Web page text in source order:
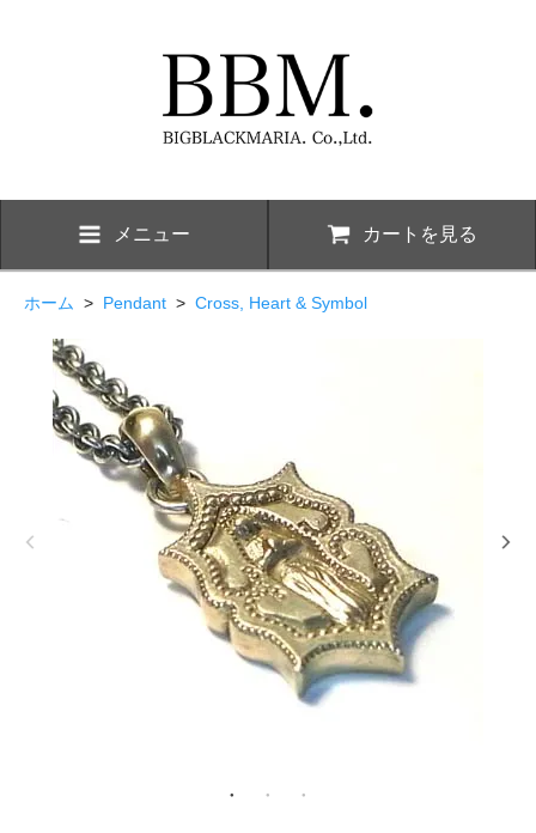
メニュー カートを見る
ホーム > Pendant > Cross, Heart & Symbol